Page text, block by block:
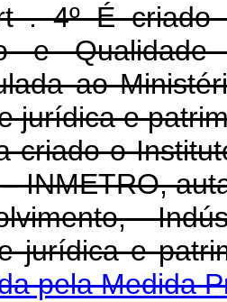
. 4º É criado
e
ao
jurídica e
criado o
INMETRO,
pela Medida